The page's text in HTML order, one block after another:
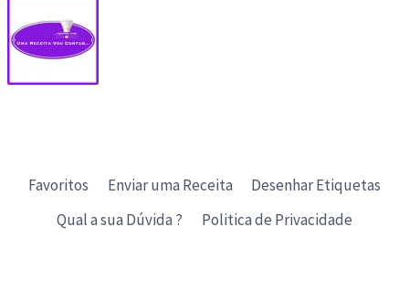
Favoritos Enviar uma Receita
Desenhar Etiquetas
Qual a sua Dúvida ?
Politica de Privacidade